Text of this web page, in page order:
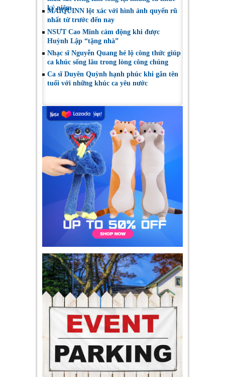
kỷ niệm
MAIQUINN lột xác với hình ảnh quyến rũ
nhất từ trước đến nay
NSƯT Cao Minh cảm động khi được
Huỳnh Lập “tặng nhà”
Nhạc sĩ Nguyễn Quang hé lộ công thức giúp
ca khúc sống lâu trong lòng công chúng
Ca sĩ Duyên Quỳnh hạnh phúc khi gắn tên
tuổi với những khúc ca yêu nước